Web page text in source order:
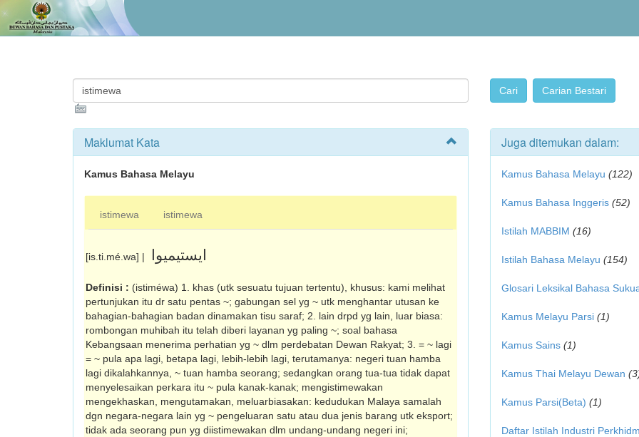
Maklumat Kata
Kamus Bahasa Melayu
istimewa istimewa
[is.ti.mé.wa] | ايستيميوا
Definisi : (istiméwa) 1. khas (utk sesuatu tujuan tertentu), khusus: kami melihat
pertunjukan itu dr satu pentas ~; gabungan sel yg ~ utk menghantar utusan ke
bahagian-bahagian badan dinamakan tisu saraf; 2. lain drpd yg lain, luar biasa:
rombongan muhibah itu telah diberi layanan yg paling ~; soal bahasa
Kebangsaan menerima perhatian yg ~ dlm perdebatan Dewan Rakyat; 3. = ~ lagi
= ~ pula apa lagi, betapa lagi, lebih-lebih lagi, terutamanya: negeri tuan hamba
lagi dikalahkannya, ~ tuan hamba seorang; sedangkan orang tua-tua tidak dapat
menyelesaikan perkara itu ~ pula kanak-kanak; mengistimewakan
mengekhaskan, mengutamakan, meluarbiasakan: kedudukan Malaya samalah
dgn negara-negara lain yg ~ pengeluaran satu atau dua jenis barang utk eksport;
tidak ada seorang pun yg diistimewakan dlm undang-undang negeri ini;
Juga ditemukan dalam:
Kamus Bahasa Melayu (122)
Kamus Bahasa Inggeris (52)
Istilah MABBIM (16)
Istilah Bahasa Melayu (154)
Glosari Leksikal Bahasa
Kamus Melayu Parsi (1)
Kamus Sains (1)
Kamus Thai Melayu Dewan
Kamus Parsi(Beta) (1)
Daftar Istilah Industri